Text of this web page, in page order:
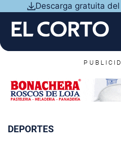
contenido
Descarga gratuita
DEPORTES